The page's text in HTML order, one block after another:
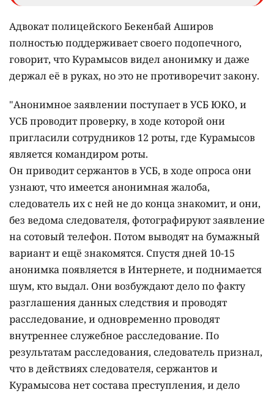
Адвокат полицейского Бекенбай Аширов
полностью поддерживает своего подопечного,
говорит, что Курамысов видел анонимку и даже
держал её в руках, но это не противоречит закону.
"Анонимное заявлении поступает в УСБ ЮКО, и
УСБ проводит проверку, в ходе которой они
пригласили сотрудников 12 роты, где Курамысов
является командиром роты.
Он приводит сержантов в УСБ, в ходе опроса они
узнают, что имеется анонимная жалоба,
следователь их с ней не до конца знакомит, и они,
без ведома следователя, фотографируют заявление
на сотовый телефон. Потом выводят на бумажный
вариант и ещё знакомятся. Спустя дней 10-15
анонимка появляется в Интернете, и поднимается
шум, кто выдал. Они возбуждают дело по факту
разглашения данных следствия и проводят
расследование, и одновременно проводят
внутреннее служебное расследование. По
результатам расследования, следователь признал,
что в действиях следователя, сержантов и
Курамысова нет состава преступления, и дело